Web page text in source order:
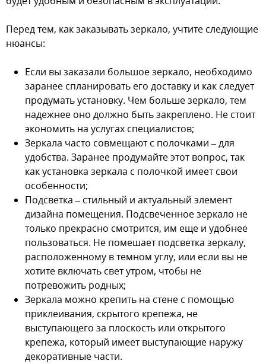
Перед тем, как заказывать зеркало, учтите следующие
нюансы:
Если вы заказали большое зеркало, необходимо
заранее спланировать его доставку и как следует
продумать установку. Чем больше зеркало, тем
надежнее оно должно быть закреплено. Не стоит
экономить на услугах специалистов;
Зеркала часто совмещают с полочками – для
удобства. Заранее продумайте этот вопрос, так
как установка зеркала с полочкой имеет свои
особенности;
Подсветка – стильный и актуальный элемент
дизайна помещения. Подсвеченное зеркало не
только прекрасно смотрится, им еще и удобнее
пользоваться. Не помешает подсветка зеркалу,
расположенному в темном углу, или если вы не
хотите включать свет утром, чтобы не
потревожить родных;
Зеркала можно крепить на стене с помощью
приклеивания, скрытого крепежа, не
выступающего за плоскость или открытого
крепежа, который имеет выступающие наружу
декоративные части.